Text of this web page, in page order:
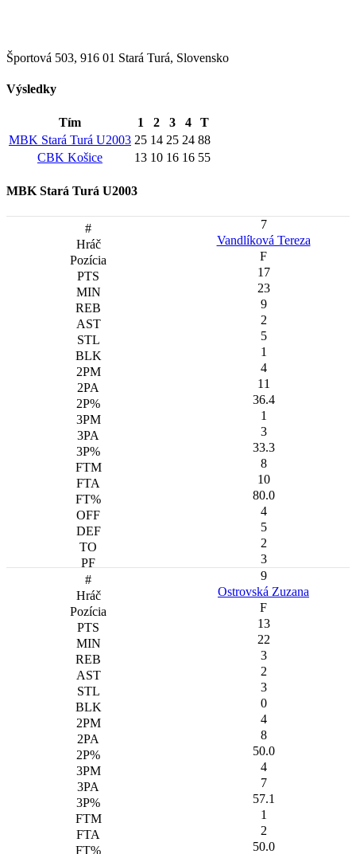
Športová 503, 916 01 Stará Turá, Slovensko
Výsledky
Tím 1 2 3 4
T
MBK Stará Turá U2003 25 14 25 24 88
CBK Košice
13 10 16 16 55
MBK Stará Turá U2003
7
Vandlíková Tereza
F
17
23
9
2
5
1
4
11
36.4
1
3
33.3
8
10
80.0
4
5
2
3
9
Ostrovská Zuzana
F
13
22
3
2
3
0
4
8
50.0
4
7
57.1
1
2
50.0